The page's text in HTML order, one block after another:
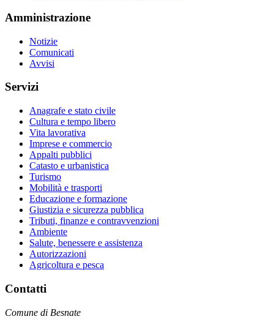
Amministrazione
Notizie
Comunicati
Avvisi
Servizi
Anagrafe e stato civile
Cultura e tempo libero
Vita lavorativa
Imprese e commercio
Appalti pubblici
Catasto e urbanistica
Turismo
Mobilità e trasporti
Educazione e formazione
Giustizia e sicurezza pubblica
Tributi, finanze e contravvenzioni
Ambiente
Salute, benessere e assistenza
Autorizzazioni
Agricoltura e pesca
Contatti
Comune di Besnate